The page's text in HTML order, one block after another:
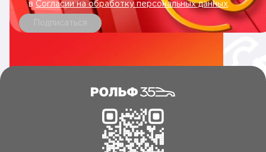
в Согласии на обработку персональных данных
Подписаться